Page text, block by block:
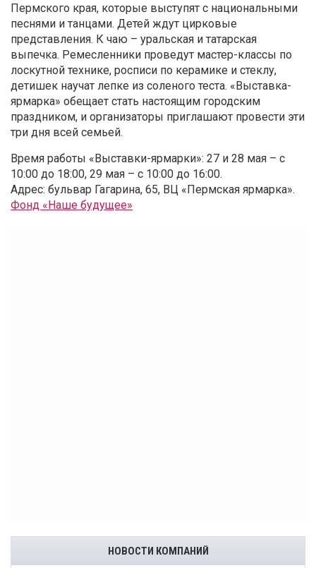
Пермского края, которые выступят с национальными
песнями и танцами. Детей ждут цирковые
представления. К чаю – уральская и татарская
выпечка. Ремесленники проведут мастер-классы по
лоскутной технике, росписи по керамике и стеклу,
детишек научат лепке из соленого теста. «Выставка-
ярмарка» обещает стать настоящим городским
праздником, и организаторы приглашают провести эти
три дня всей семьей.
Время работы «Выставки-ярмарки»: 27 и 28 мая – с
10:00 до 18:00, 29 мая – с 10:00 до 16:00.
Адрес: бульвар Гагарина, 65, ВЦ «Пермская ярмарка».
Фонд «Наше будущее»
НОВОСТИ КОМПАНИЙ